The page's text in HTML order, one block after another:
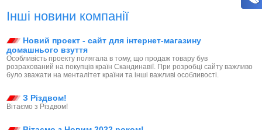
Інші новини компанії
Новий проект - сайт для інтернет-магазину
домашнього взуття
Особливість проекту полягала в тому, що продаж товару був
розрахований на покупців країн Скандинавії. При розробці сайту важливо
було зважати на менталітет країни та інші важливі особливості.
З Різдвом!
Вітаємо з Різдвом!